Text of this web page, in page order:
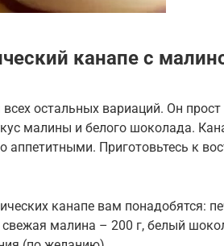
канапе с
остальных вариаций. Он
малины и белого шоколада.
аппетитными. Приготовьтесь к
канапе вам понадобятся:
малина – 200 г, белый